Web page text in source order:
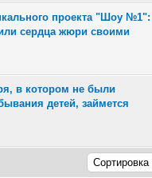
проекта "Шоу №1":
сердца жюри своими
5
в котором не были
детей, займется
5